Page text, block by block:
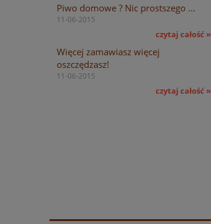
Piwo domowe ? Nic prostszego ...
11-06-2015
czytaj całość »
Więcej zamawiasz więcej
oszczędzasz!
11-06-2015
czytaj całość »